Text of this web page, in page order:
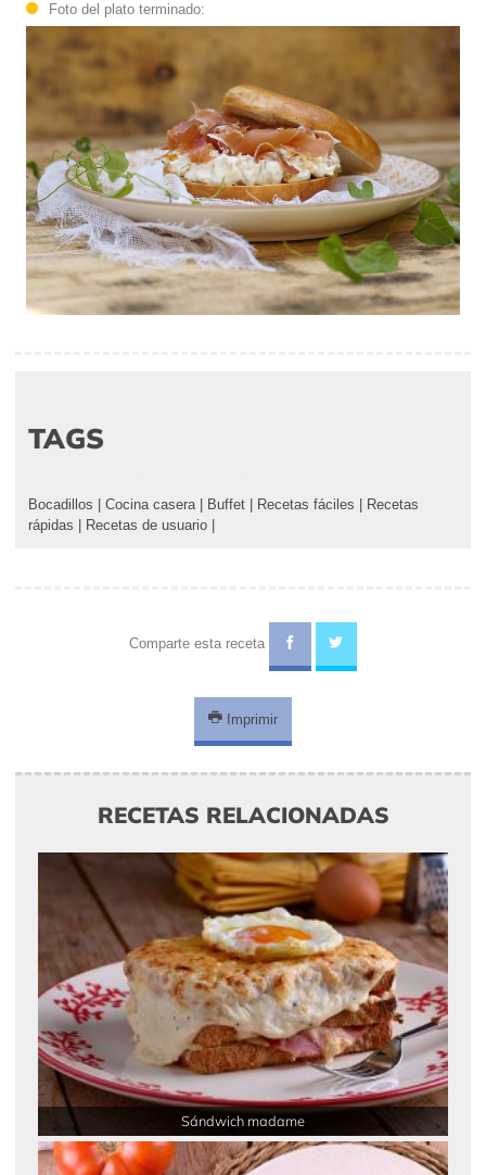
Foto del plato terminado:
TAGS
Bocadillos Cocina casera| Buffet Recetas fáciles
Recetas
rápidas
Recetas de usuario
Comparte esta receta
Imprimir
RECETAS RELACIONADAS
Sándwich madame